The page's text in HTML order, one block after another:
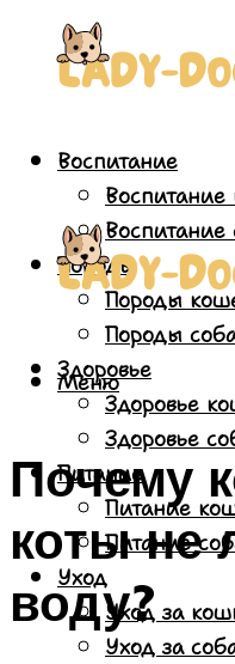
Воспитание
Воспитание
Воспитание
Породы
Породы
Породы
Здоровье
Здоровье
Здоровье
Питание
Питание
Питание
Уход
Уход за
Уход за
Меню
Почему
коты не
воду?